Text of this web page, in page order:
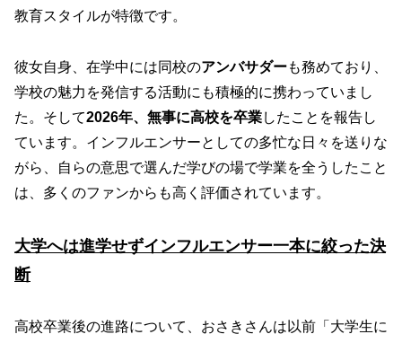
教育スタイルが特徴です。
彼女自身、在学中には同校のアンバサダーも務めており、
学校の魅力を発信する活動にも積極的に携わっていまし
た。そして2026年、無事に高校を卒業したことを報告し
ています。インフルエンサーとしての多忙な日々を送りな
がら、自らの意思で選んだ学びの場で学業を全うしたこと
は、多くのファンからも高く評価されています。
大学へは進学せずインフルエンサー一本に絞った決
断
高校卒業後の進路について、おさきさんは以前「大学生に